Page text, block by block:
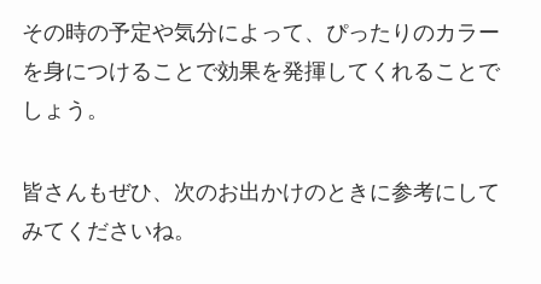
その時の予定や気分によって、ぴったりのカラー
を身につけることで効果を発揮してくれることで
しょう。
皆さんもぜひ、次のお出かけのときに参考にして
みてくださいね。